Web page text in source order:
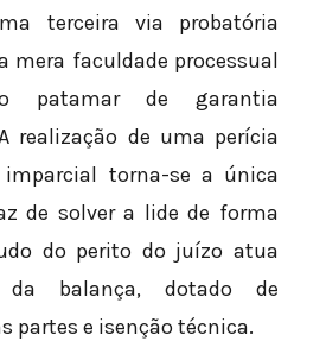
terceira via probatória
mera faculdade processual
patamar de garantia
realização de uma perícia
torna-se a única
de solver a lide de forma
do perito do juízo atua
balança, dotado de
partes e isenção técnica.